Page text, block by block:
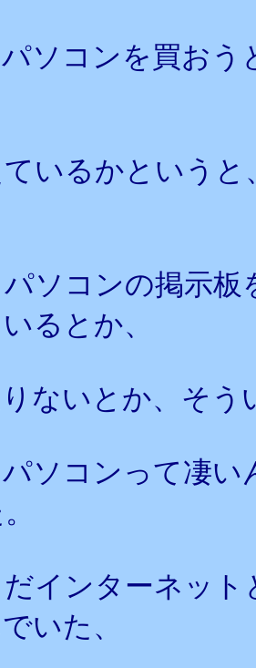
ソコンを買お
いるかという
ソコンの掲示
るとか、
ないとか、そ
ソコンって凄
インターネッ
いた、